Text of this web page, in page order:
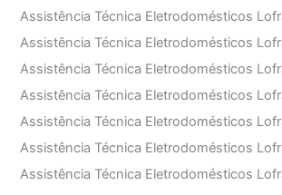
Assistência Técnica Eletrodomésticos
Assistência Técnica Eletrodomésticos
Assistência Técnica Eletrodomésticos
Assistência Técnica Eletrodomésticos
Assistência Técnica Eletrodomésticos
Assistência Técnica Eletrodomésticos
Assistência Técnica Eletrodomésticos